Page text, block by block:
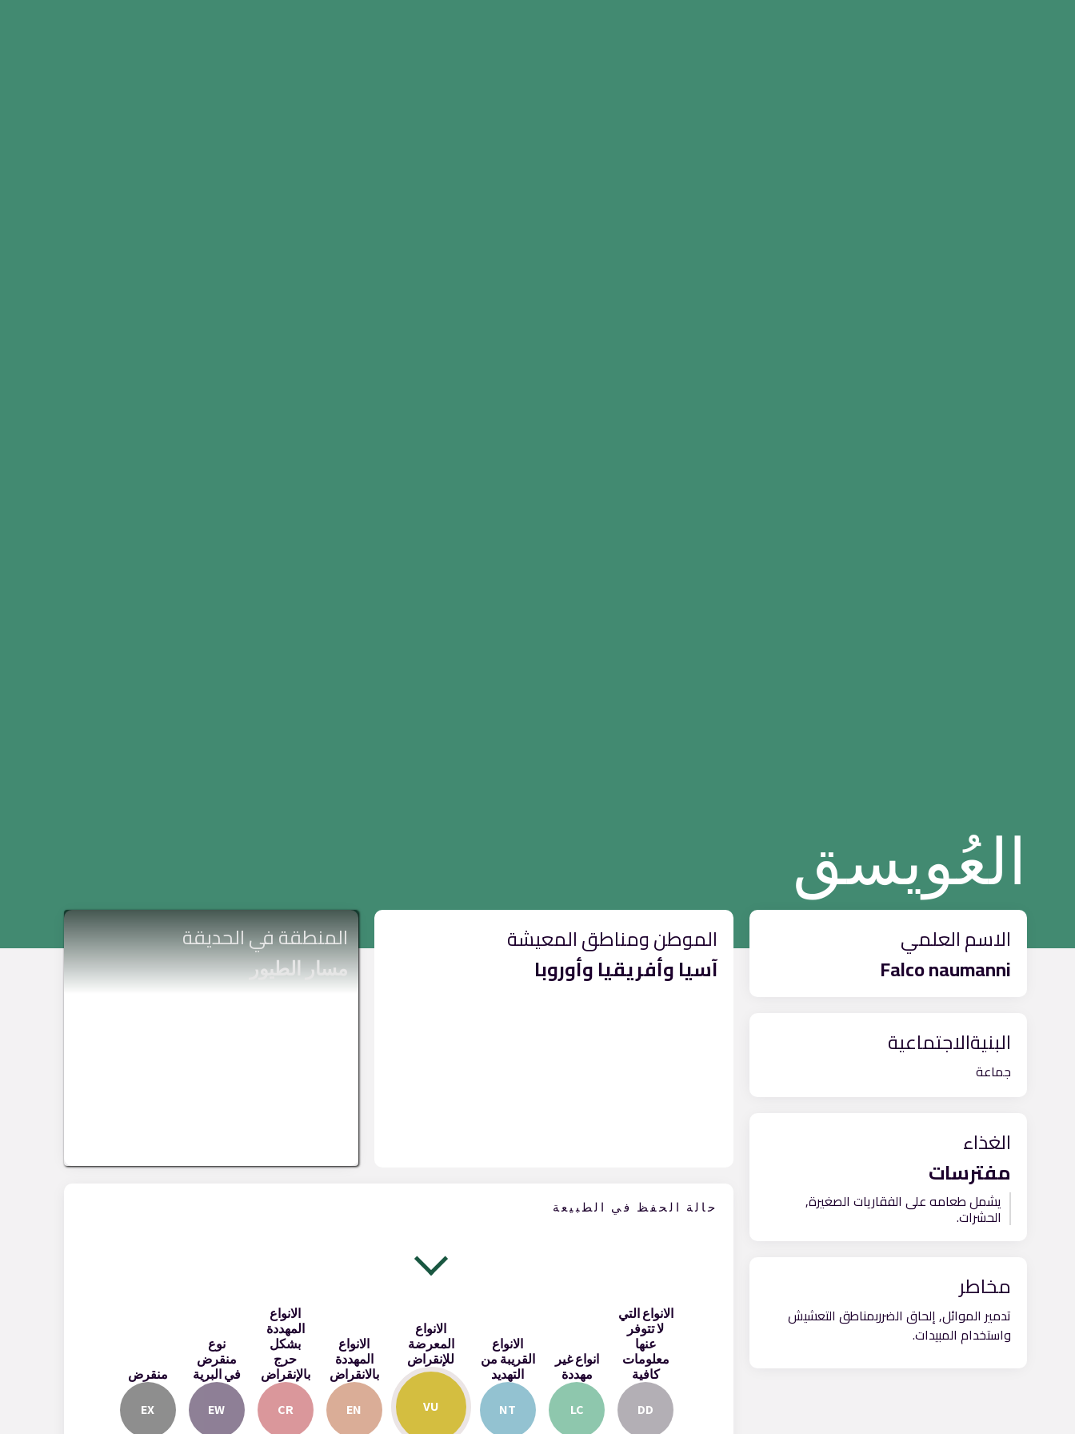
العُويسق
الاسم العلمي
Falco naumanni
البنيةالاجتماعية
جماعة
الغذاء
مفترسات
يشمل طعامه على الفقاريات الصغيرة,
الحشرات.
مخاطر
تدمير الموائل, إلحاق الضرربمناطق التعشيش
واستخدام المبيدات.
الموطن ومناطق المعيشة
آسيا وأفريقيا وأوروبا
المنطقة في الحديقة
مسار الطيور
حالة الحفظ في الطبيعة
الانواع التي
لا تتوفر
عنها
معلومات
كافية
DD
انواع غير
مهددة
LC
الانواع
القريبة من
التهديد
NT
الانواع
المعرضة
للإنقراض
VU
الانواع
المهددة
بالانقراض
EN
الانواع
المهددة
بشكل
حرج
بالإنقراض
CR
نوع
منقرض
في البرية
EW
منقرض
EX